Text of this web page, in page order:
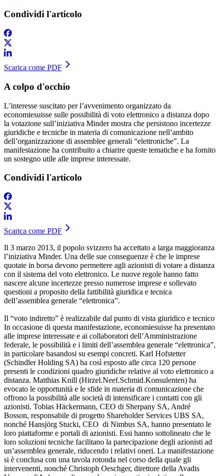
Condividi l'articolo
Scarica come PDF
A colpo d'occhio
L’interesse suscitato per l’avvenimento organizzato da
economiesuisse sulle possibilità di voto elettronico a distanza dopo
la votazione sull’iniziativa Minder mostra che persistono incertezze
giuridiche e tecniche in materia di comunicazione nell’ambito
dell’organizzazione di assemblee generali “elettroniche”. La
manifestazione ha contribuito a chiarire queste tematiche e ha fornito
un sostegno utile alle imprese interessate.
Condividi l'articolo
Scarica come PDF
Il 3 marzo 2013, il popolo svizzero ha accettato a larga maggioranza
l’iniziativa Minder. Una delle sue conseguenze è che le imprese
quotate in borsa devono permettere agli azionisti di votare a distanza
con il sistema del voto elettronico. Le nuove regole hanno fatto
nascere alcune incertezze presso numerose imprese e sollevato
questioni a proposito della fattibilità giuridica e tecnica
dell’assemblea generale “elettronica”.
Il “voto indiretto” è realizzabile dal punto di vista giuridico e tecnico
In occasione di questa manifestazione, economiesuisse ha presentato
alle imprese interessate e ai collaboratori dell’Amministrazione
federale, le possibilità e i limiti dell’assemblea generale “elettronica”,
in particolare basandosi su esempi concreti. Karl Hofstetter
(Schindler Holding SA) ha così esposto alle circa 120 persone
presenti le condizioni quadro giuridiche relative al voto elettronico a
distanza. Matthias Knill (Hirzel.Neef.Schmid.Konsulenten) ha
evocato le opportunità e le sfide in materia di comunicazione che
offrono la possibilità alle società di intensificare i contatti con gli
azionisti. Tobias Häckermann, CEO di Sherpany SA, André
Bosson, responsabile di progetto Shareholder Services UBS SA,
nonché Hansjörg Stucki, CEO di Nimbus SA, hanno presentato le
loro piattaforme e portali di azionisti. Essi hanno sottolineato che le
loro soluzioni tecniche facilitano la partecipazione degli azionisti ad
un’assemblea generale, riducendo i relativi oneri. La manifestazione
si è conclusa con una tavola rotonda nel corso della quale gli
intervenenti, nonché Christoph Oeschger, direttore della Avadis